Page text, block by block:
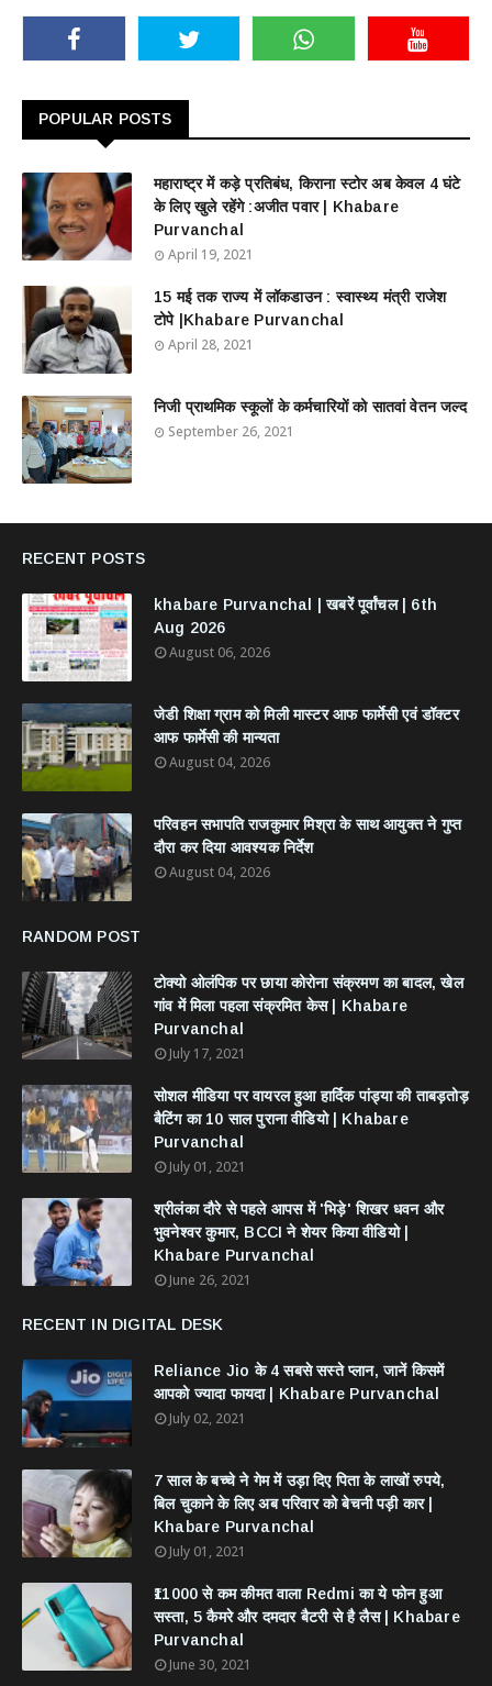
POPULAR POSTS
महाराष्ट्र में कड़े प्रतिबंध, किराना स्टोर अब केवल 4 घंटे
के लिए खुले रहेंगे :अजीत पवार | Khabare
Purvanchal
April 19, 2021
15 मई तक राज्य में लॉकडाउन : स्वास्थ्य मंत्री राजेश
टोपे |Khabare Purvanchal
April 28, 2021
निजी प्राथमिक स्कूलों के कर्मचारियों को सातवां वेतन जल्द
September 26, 2021
RECENT POSTS
khabare Purvanchal | खबरें पूर्वांचल | 6th
Aug 2026
August 06, 2026
जेडी शिक्षा ग्राम को मिली मास्टर आफ फार्मेसी एवं डॉक्टर
आफ फार्मेसी की मान्यता
August 04, 2026
परिवहन सभापति राजकुमार मिश्रा के साथ आयुक्त ने गुप्त
दौरा कर दिया आवश्यक निर्देश
August 04, 2026
RANDOM POST
टोक्यो ओलंपिक पर छाया कोरोना संक्रमण का बादल, खेल
गांव में मिला पहला संक्रमित केस | Khabare
Purvanchal
July 17, 2021
सोशल मीडिया पर वायरल हुआ हार्दिक पांड्या की ताबड़तोड़
बैटिंग का 10 साल पुराना वीडियो | Khabare
Purvanchal
July 01, 2021
श्रीलंका दौरे से पहले आपस में 'भिड़े' शिखर धवन और
भुवनेश्वर कुमार, BCCI ने शेयर किया वीडियो |
Khabare Purvanchal
June 26, 2021
RECENT IN DIGITAL DESK
Reliance Jio के 4 सबसे सस्ते प्लान, जानें किसमें
आपको ज्यादा फायदा | Khabare Purvanchal
July 02, 2021
7 साल के बच्चे ने गेम में उड़ा दिए पिता के लाखों रुपये,
बिल चुकाने के लिए अब परिवार को बेचनी पड़ी कार |
Khabare Purvanchal
July 01, 2021
₹11000 से कम कीमत वाला Redmi का ये फोन हुआ
सस्ता, 5 कैमरे और दमदार बैटरी से है लैस | Khabare
Purvanchal
June 30, 2021